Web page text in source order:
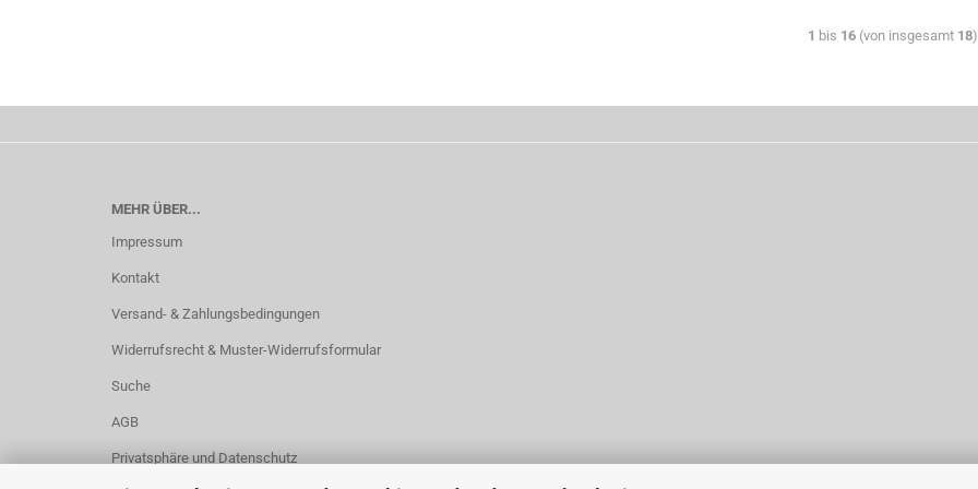
1 bis 16 (von insgesamt 18)
MEHR ÜBER...
Impressum
Kontakt
Versand- & Zahlungsbedingungen
Widerrufsrecht & Muster-Widerrufsformular
Suche
AGB
Privatsphäre und Datenschutz